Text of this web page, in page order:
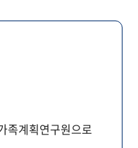
족계획연구원으로